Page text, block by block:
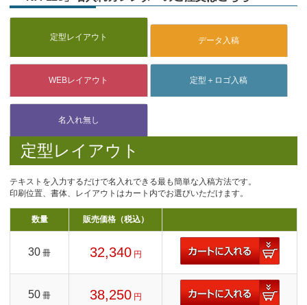
定型レイアウト
テキストを入力するだけで名入れできる最も簡単な入稿方法です。
印刷位置、書体、レイアウトはカート内でお選びいただけます。
数量 販売価格（税込）
30 冊 32,340 円
50 冊 38,250 円